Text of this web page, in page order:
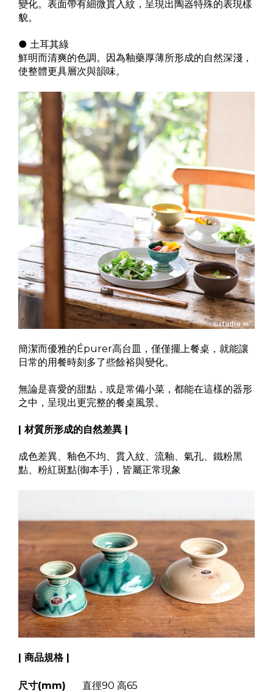
變化。表面帶有細微貫入紋，呈現出陶器特殊的表現樣
貌。
● 土耳其綠
鮮明而清爽的色調。因為釉藥厚薄所形成的自然深淺，
使整體更具層次與韻味。
簡潔而優雅的Épurer高台皿，僅僅擺上餐桌，就能讓
日常的用餐時刻多了些餘裕與變化。
無論是喜愛的甜點，或是常備小菜，都能在這樣的器形
之中，呈現出更完整的餐桌風景。
| 材質所形成的自然差異 |
成色差異、釉色不均、貫入紋、流釉、氣孔、鐵粉黑
點、粉紅斑點(御本手)，皆屬正常現象
| 商品規格 |
尺寸(mm)
直徑90 高65